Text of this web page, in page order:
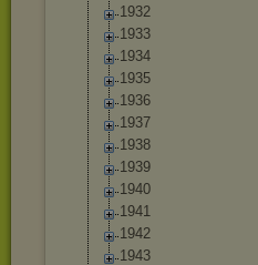
1932
1933
1934
1935
1936
1937
1938
1939
1940
1941
1942
1943